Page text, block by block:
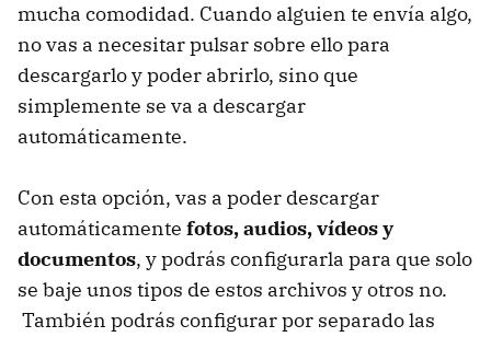
mucha comodidad. Cuando alguien te envía algo,
no vas a necesitar pulsar sobre ello para
descargarlo y poder abrirlo, sino que
simplemente se va a descargar
automáticamente.
Con esta opción, vas a poder descargar
automáticamente fotos, audios, vídeos y
documentos, y podrás configurarla para que solo
se baje unos tipos de estos archivos y otros no.
También podrás configurar por separado las